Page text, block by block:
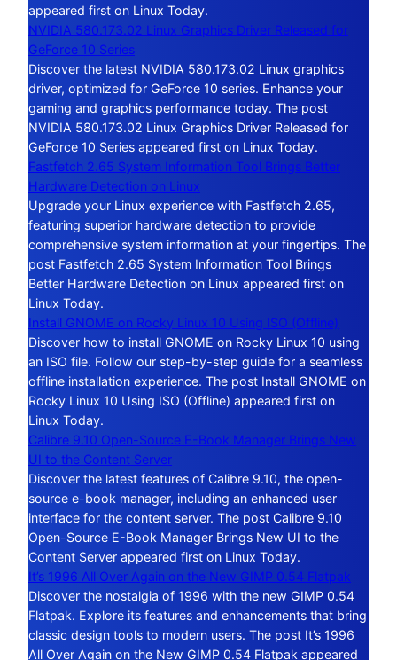
appeared first on Linux Today.
NVIDIA 580.173.02 Linux Graphics Driver Released for
GeForce 10 Series
Discover the latest NVIDIA 580.173.02 Linux graphics
driver, optimized for GeForce 10 series. Enhance your
gaming and graphics performance today. The post
NVIDIA 580.173.02 Linux Graphics Driver Released for
GeForce 10 Series appeared first on Linux Today.
Fastfetch 2.65 System Information Tool Brings Better
Hardware Detection on Linux
Upgrade your Linux experience with Fastfetch 2.65,
featuring superior hardware detection to provide
comprehensive system information at your fingertips. The
post Fastfetch 2.65 System Information Tool Brings
Better Hardware Detection on Linux appeared first on
Linux Today.
Install GNOME on Rocky Linux 10 Using ISO (Offline)
Discover how to install GNOME on Rocky Linux 10 using
an ISO file. Follow our step-by-step guide for a seamless
offline installation experience. The post Install GNOME on
Rocky Linux 10 Using ISO (Offline) appeared first on
Linux Today.
Calibre 9.10 Open-Source E-Book Manager Brings New
UI to the Content Server
Discover the latest features of Calibre 9.10, the open-
source e-book manager, including an enhanced user
interface for the content server. The post Calibre 9.10
Open-Source E-Book Manager Brings New UI to the
Content Server appeared first on Linux Today.
It’s 1996 All Over Again on the New GIMP 0.54 Flatpak
Discover the nostalgia of 1996 with the new GIMP 0.54
Flatpak. Explore its features and enhancements that bring
classic design tools to modern users. The post It’s 1996
All Over Again on the New GIMP 0.54 Flatpak appeared